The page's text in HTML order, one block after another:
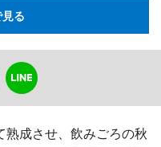
る
熟成させ、飲みごろの秋